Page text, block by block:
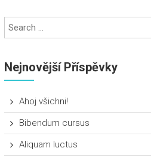
Nejnovější Příspěvky
Ahoj všichni!
Bibendum cursus
Aliquam luctus